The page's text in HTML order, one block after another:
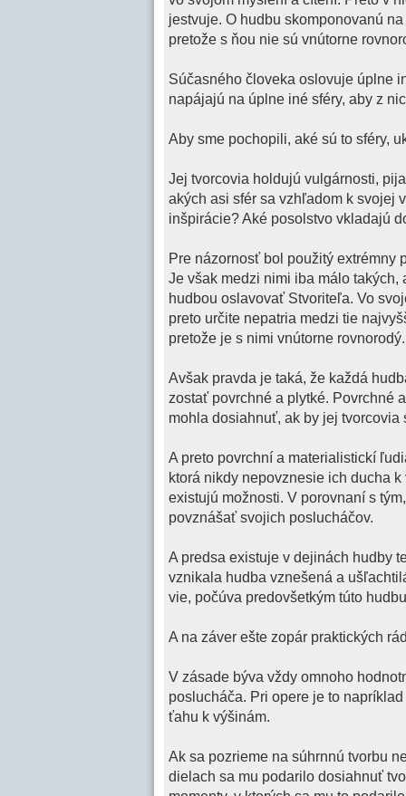
jestvuje. O hudbu skomponovanú
pretože s ňou nie sú vnútorne
Súčasného človeka oslovuje úplne
napájajú na úplne iné sféry, aby z
Aby sme pochopili, aké sú to sféry,
Jej tvorcovia holdujú vulgárnosti,
akých asi sfér sa vzhľadom k svojej
inšpirácie? Aké posolstvo vkladajú
Pre názornosť bol použitý extrémny
Je však medzi nimi iba málo
hudbou oslavovať Stvoriteľa. Vo
preto určite nepatria medzi tie
pretože je s nimi vnútorne rovnorodý.
Avšak pravda je taká, že každá
zostať povrchné a plytké. Povrchné
mohla dosiahnuť, ak by jej
A preto povrchní a materialistickí
ktorá nikdy nepovznesie ich ducha
existujú možnosti. V porovnaní s
povznášať svojich poslucháčov.
A predsa existuje v dejinách hudby
vznikala hudba vznešená a
vie, počúva predovšetkým túto
A na záver ešte zopár praktických
V zásade býva vždy omnoho
poslucháča. Pri opere je to
ťahu k výšinám.
Ak sa pozrieme na súhrnnú tvorbu
dielach sa mu podarilo dosiahnuť